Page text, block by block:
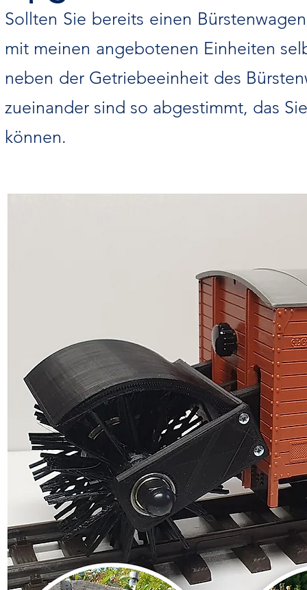
Sollten Sie bereits einen
mit meinen angebotenen Einheiten
neben der Getriebeeinheit des
zueinander sind so abgestimmt, das
können.